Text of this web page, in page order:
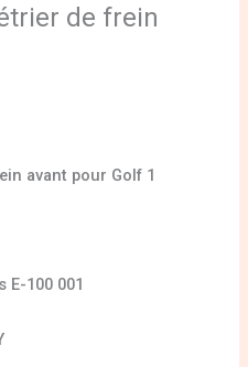
de frein
avant pour Golf 1
E-100 001